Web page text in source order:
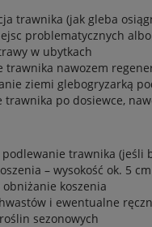
Segway
AWD nRTK +
trawnika (jak gleba
problematycznych
w ubytkach
trawnika nawozem
ziemi glebogryzarką
trawnika po dosiewce,
trawnika (jeśli
– wysokość ok. 5 cm
koszenia
i ewentualne
sezonowych